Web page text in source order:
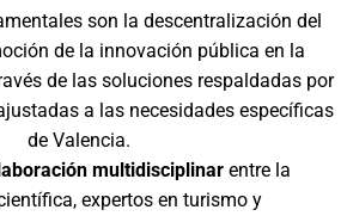
son la descentralización del
de la innovación pública en la
de las soluciones respaldadas por
a las necesidades específicas
de Valencia.
multidisciplinar entre la
expertos en turismo y